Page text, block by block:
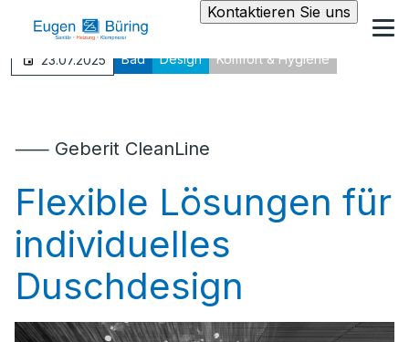
Kontaktieren Sie uns
23.07.2025 Bad Design Komfort & Hygiene
⸺ Geberit CleanLine
Flexible Lösungen für
individuelles
Duschdesign